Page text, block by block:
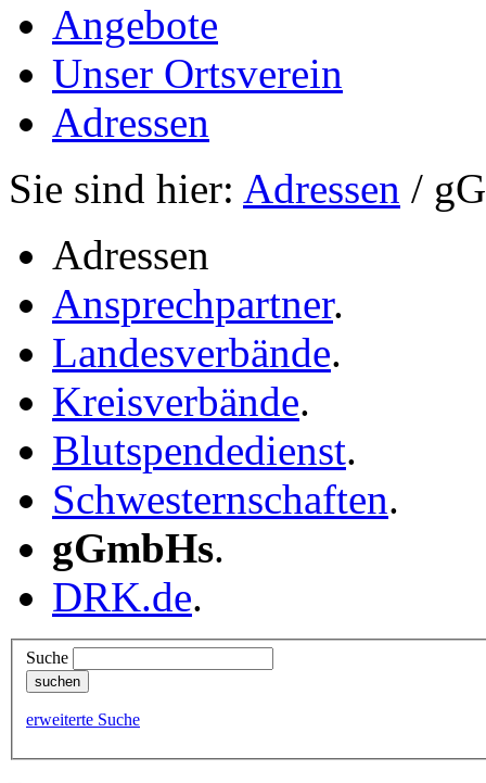
Angebote
Unser Ortsverein
Adressen
Sie sind hier: Adressen /
Adressen
Ansprechpartner.
Landesverbände.
Kreisverbände.
Blutspendedienst.
Schwesternschaften.
gGmbHs.
DRK.de.
Suche
erweiterte Suche